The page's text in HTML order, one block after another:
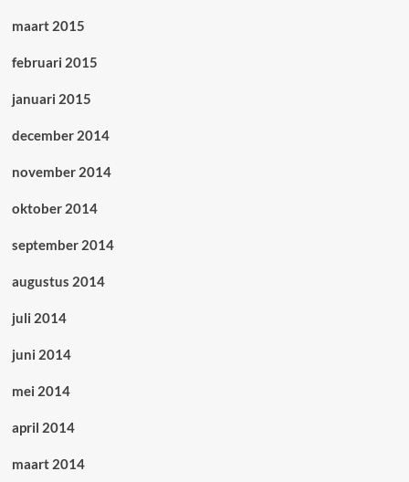
maart 2015
februari 2015
januari 2015
december 2014
november 2014
oktober 2014
september 2014
augustus 2014
juli 2014
juni 2014
mei 2014
april 2014
maart 2014